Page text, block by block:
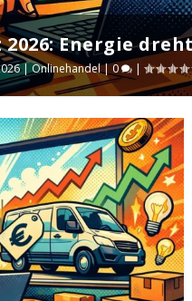
Energie
|Onlinehandel|0 |